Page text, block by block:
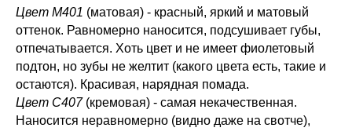
Цвет М401 (матовая) - красный, яркий и матовый
оттенок. Равномерно наносится, подсушивает губы,
отпечатывается. Хоть цвет и не имеет фиолетовый
подтон, но зубы не желтит (какого цвета есть, такие и
остаются). Красивая, нарядная помада.
Цвет С407(кремовая) - самая некачественная.
Наносится неравномерно (видно даже на свотче),